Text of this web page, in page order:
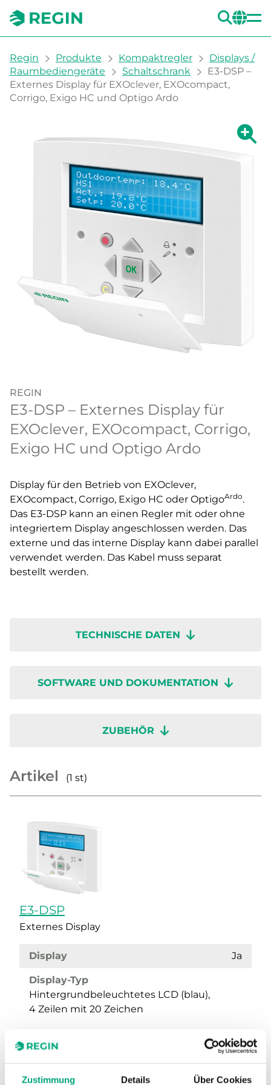
Zustimmung Details Über Cookies
You are here:
Regin Produkte Kompaktregler
Displays /
Raumbediengeräte
Schaltschrank
E3-DSP –
Externes Display für EXOclever, EXOcompact,
Corrigo, Exigo HC und Optigo Ardo
Zeige
REGIN
E3-DSP – Externes Display für
EXOclever, EXOcompact, Corrigo,
Exigo HC und Optigo Ardo
Display für den Betrieb von EXOclever,
EXOcompact, Corrigo, Exigo HC oder OptigoArdo.
Das E3-DSP kann an einen Regler mit oder ohne
integriertem Display angeschlossen werden. Das
externe und das interne Display kann dabei parallel
verwendet werden. Das Kabel muss separat
bestellt werden.
TECHNISCHE DATEN
SOFTWARE UND DOKUMENTATION
ZUBEHÖR
Artikel (1 st)
E3-DSP
Externes Display
Display Ja
Display-Typ
Hintergrundbeleuchtetes LCD (blau),
4 Zeilen mit 20 Zeichen